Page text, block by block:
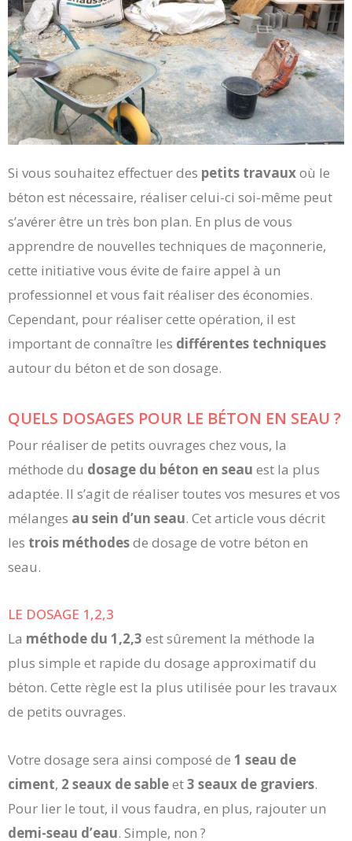
Si vous souhaitez effectuer des petits travauxoù le
béton est nécessaire, réaliser celui-ci soi-même peut
s’avérer être un très bon plan. En plus de vous
apprendre de nouvelles techniques de maçonnerie,
cette initiative vous évite de faire appel à un
professionnel et vous fait réaliser des économies.
Cependant, pour réaliser cette opération, il est
important de connaître les différentes techniques
autour du béton et de son dosage.
QUELS DOSAGES POUR LE BÉTON EN SEAU ?
Pour réaliser de petits ouvrages chez vous, la
méthode du dosage du béton en seau est la plus
adaptée. Il s’agit de réaliser toutes vos mesures et vos
mélanges au sein d’un seau. Cet article vous décrit
les trois méthodesde dosage de votre béton en
seau.
LE DOSAGE 1,2,3
La méthode du 1,2,3 est sûrement la méthode la
plus simple et rapide du dosage approximatif du
béton. Cette règle est la plus utilisée pour les travaux
de petits ouvrages.
Votre dosage sera ainsi composé de 1 seau de
ciment, 2 seaux de sableet3 seaux de graviers.
Pour lier le tout, il vous faudra, en plus, rajouter un
demi-seau d’eau. Simple, non ?